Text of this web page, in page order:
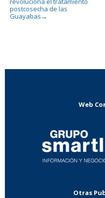
postcosecha de las
Guayabas →
Web
Otras